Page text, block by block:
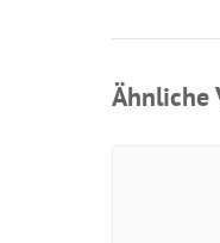
Ähnliche